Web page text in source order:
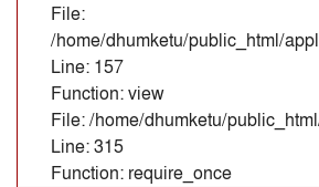
File:
/home/dhumketu/public_html/
Line: 157
Function: view
File: /home/dhumketu/
Line: 315
Function: require_once